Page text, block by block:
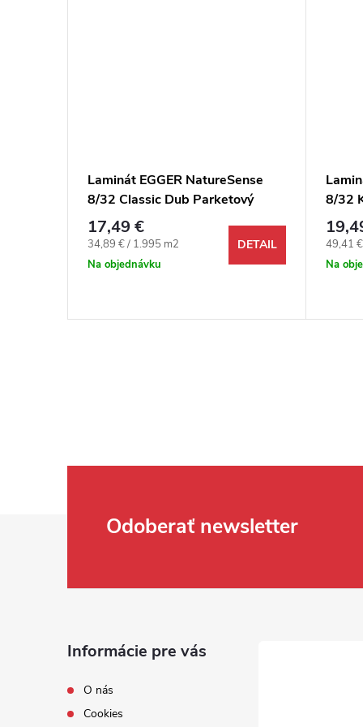
Laminát EGGER NatureSense
8/32 Classic Dub Parketový
tmavý 4V
17,49 €
Jednotková cena:
34,89 € / 1.995 m2
Na objednávku
DETAIL
8/32
svetlý
49,41
Na
Odoberať newsletter
Informácie pre vás
O nás
Cookies